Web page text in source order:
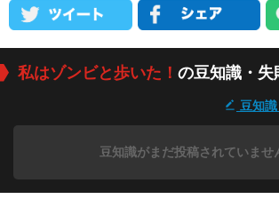
私はゾンビと歩いた！ の豆知識・失
豆知
豆知識がまだ投稿されていませ